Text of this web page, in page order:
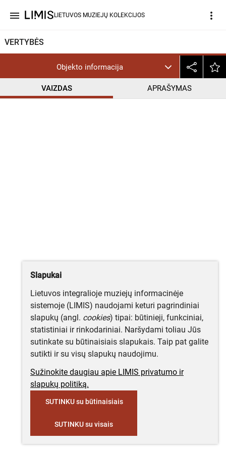
menu LIETUVOS MUZIEJŲ KOLEKCIJOS more_vert
VERTYBĖS
Objekto informacija
VAIZDAS APRAŠYMAS
CC BY-NC-ND
Slapukai
Lietuvos integralioje muziejų informacinėje
sistemoje (LIMIS) naudojami keturi pagrindiniai
slapukų (angl. cookies) tipai: būtinieji, funkciniai,
statistiniai ir rinkodariniai. Naršydami toliau Jūs
sutinkate su būtinaisiais slapukais. Taip pat galite
sutikti ir su visų slapukų naudojimu.
Sužinokite daugiau apie LIMIS privatumo ir
slapukų politiką.
SUTINKU su būtinaisiais
SUTINKU su visais